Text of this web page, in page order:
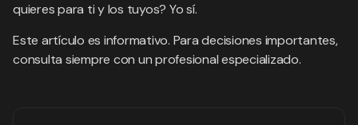
quieres para ti y los tuyos? Yo sí.
Este artículo es informativo. Para decisiones importantes,
consulta siempre con un profesional especializado.